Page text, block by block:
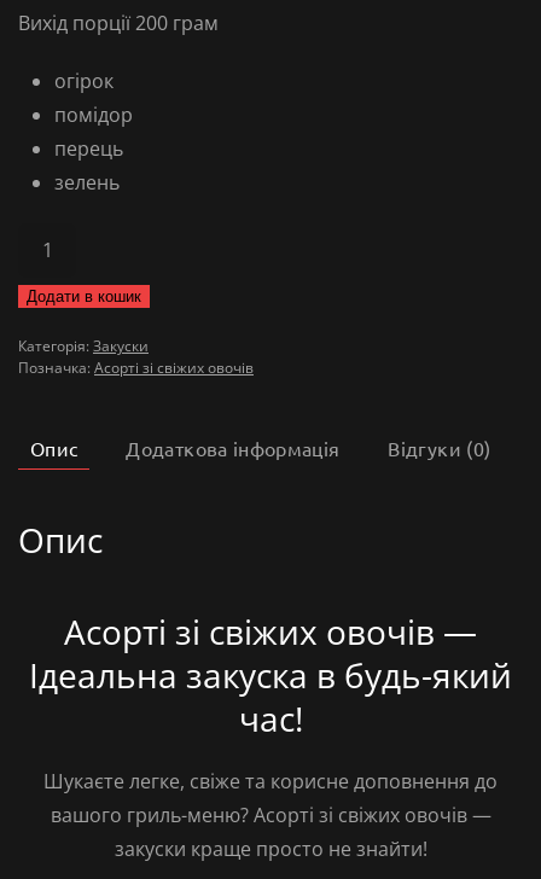
Вихід порції 200 грам
огірок
помідор
перець
зелень
Асорті
свіжих
овочів
кількість
Додати в кошик
Категорія: Закуски
Позначка: Асорті зі свіжих овочів
Опис Додаткова інформація Відгуки (0)
Опис
Асорті зі свіжих овочів —
Ідеальна закуска в будь-який
час!
Шукаєте легке, свіже та корисне доповнення до
вашого гриль-меню?Асорті зі свіжих овочів—
закуски краще просто не знайти!